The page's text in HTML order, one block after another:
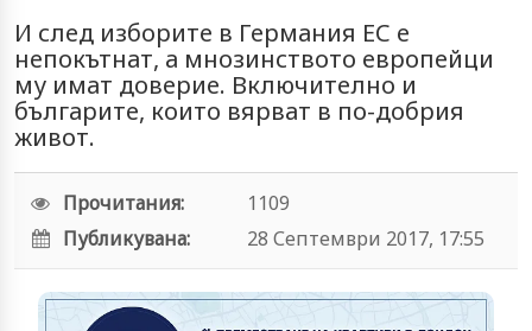
И след изборите в Германия ЕС е
непокътнат, а мнозинството европейци
му имат доверие. Включително и
българите, които вярват в по-добрия
живот.
Прочитания:
1109
Публикувана:
28 Септември 2017, 17:55